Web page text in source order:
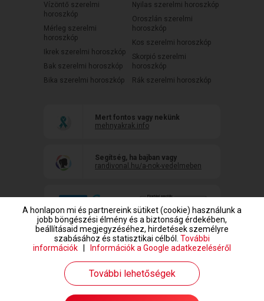
Vízöntő szerelmi
horoszkóp
Mérleg szerelmi
horoszkóp
Ikrek szerelmi horoszkóp
Bak szerelmi horoszkóp
Bika szerelmi horoszkóp
Nyilas szerelmi horoszkóp
Oroszlán szerelmi
horoszkóp
Kos szerelmi horoszkóp
Skorpió szerelmi
horoszkóp
Rák szerelmi horoszkóp
Mert fontos vagy nekünk
mehnyakrak.info
Segítség, ha bajban vagy
randivonal.hu/a-nok-vedelmeben
www.randivonal.hu © Copyright 1999-2026 Dating Central Europe Zrt.
A honlapon mi és partnereink sütiket (cookie) használunk a
jobb böngészési élmény és a biztonság érdekében,
beállításaid megjegyzéséhez, hirdetések személyre
szabásához és statisztikai célból. További
információk
Információk a Google adatkezeléséről
További lehetőségek